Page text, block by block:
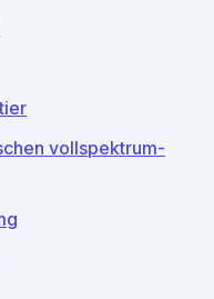
vollspektrum-